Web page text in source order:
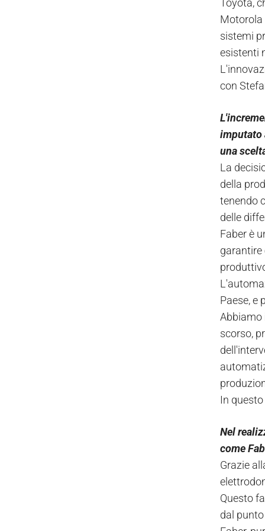
Toyota,
Motorola
sistemi
esistenti
con
imputato
una
La
della
tenendo
delle
Faber è
garantire
Paese, e
Abbiamo
scorso,
In
Nel
come
Grazie
Questo
dal